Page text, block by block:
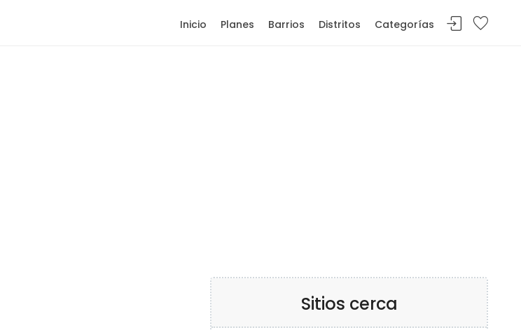
Inicio Planes Barrios Distritos Categorías
Sitios cerca